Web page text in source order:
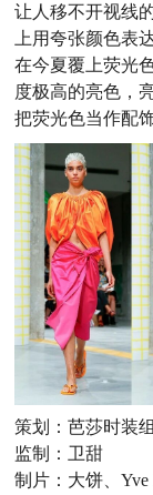
让人移不开视线
上用夸张颜色表
在今夏覆上荧光
度极高的亮色，
把荧光色当作配
策划：芭莎时装组
监制：卫甜
制片：大饼、Yve